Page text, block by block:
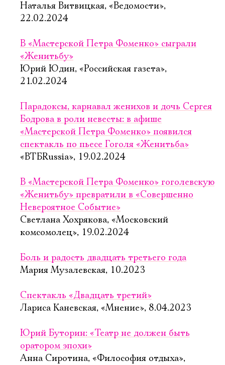
Наталья Витвицкая, «Ведомости»,
22.02.2024
В «Мастерской Петра Фоменко» сыграли
«Женитьбу»
Юрий Юдин, «Российская газета»,
21.02.2024
Парадоксы, карнавал женихов и дочь Сергея
Бодрова в роли невесты: в афише
«Мастерской Петра Фоменко» появился
спектакль по пьесе Гоголя «Женитьба»
«ВТБRussia», 19.02.2024
В «Мастерской Петра Фоменко» гоголевскую
«Женитьбу» превратили в «Совершенно
Невероятное Событие»
Светлана Хохрякова, «Московский
комсомолец», 19.02.2024
Боль и радость двадцать третьего года
Мария Музалевская, 10.2023
Спектакль «Двадцать третий»
Лариса Каневская, «Мнение», 8.04.2023
Юрий Буторин: «Театр не должен быть
оратором эпохи»
Анна Сиротина, «Философия отдыха»,